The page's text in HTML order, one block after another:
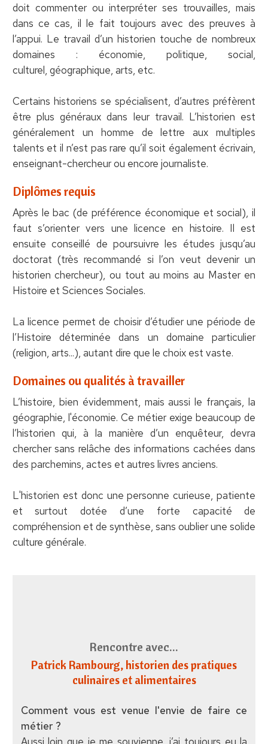
doit commenter ou interpréter ses trouvailles, mais
dans ce cas, il le fait toujours avec des preuves à
l’appui. Le travail d’un historien touche de nombreux
domaines : économie, politique, social,
culturel, géographique, arts, etc.
Certains historiens se spécialisent, d’autres préfèrent
être plus généraux dans leur travail. L’historien est
généralement un homme de lettre aux multiples
talents et il n’est pas rare qu’il soit également écrivain,
enseignant-chercheur ou encore journaliste.
Diplômes requis
Après le bac (de préférence économique et social), il
faut s’orienter vers une licence en histoire. Il est
ensuite conseillé de poursuivre les études jusqu’au
doctorat (très recommandé si l’on veut devenir un
historien chercheur), ou tout au moins au Master en
Histoire et Sciences Sociales.
La licence permet de choisir d’étudier une période de
l’Histoire déterminée dans un domaine particulier
(religion, arts...), autant dire que le choix est vaste.
Domaines ou qualités à travailler
L’histoire, bien évidemment, mais aussi le français, la
géographie, l'économie. Ce métier exige beaucoup de
l’historien qui, à la manière d’un enquêteur, devra
chercher sans relâche des informations cachées dans
des parchemins, actes et autres livres anciens.
L'historien est donc une personne curieuse, patiente
et surtout dotée d’une forte capacité de
compréhension et de synthèse, sans oublier une solide
culture générale.
Rencontre avec...
Patrick Rambourg, historien des pratiques
culinaires et alimentaires
Comment vous est venue l'envie de faire ce
métier ?
Aussi loin que je me souvienne, j’ai toujours eu la